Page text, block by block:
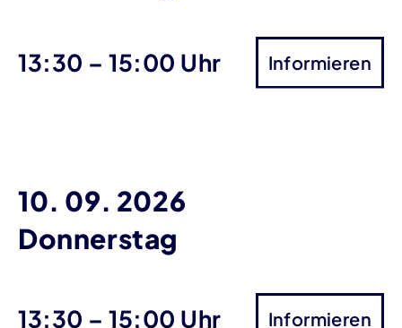
13:30 – bis
15:00 Uhr Informieren
10. 09. 2026
Donnerstag
13:30 – bis
15:00 Uhr Informieren